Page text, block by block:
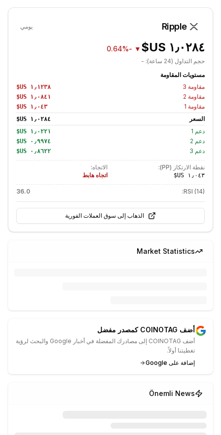
Ripple يومي
▼
-0.64%
حجم التداول (24 ساعة):
-
مستويات المقاومة
مقاومة 3
مقاومة 2
مقاومة 1
السعر
دعم 1
دعم 2
دعم 3
نقطة الارتكاز (PP):
الاتجاه:
اتجاه هابط
RSI (14):
36.0
الذهاب إلى سوق العملات الفورية
Market Statistics
أضف COINOTAG كمصدر مفضل
أضف COINOTAG إلى مصادرك المفضلة في أخبار Google والبحث لرؤية
تغطيتنا أولاً.
إضافة على Google
Önemli News